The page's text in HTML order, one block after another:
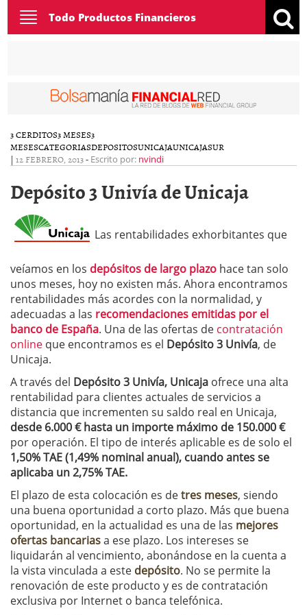
Toggle
navigation
Todo Productos Financieros
3 CERDITOS3 MESES3
MESESCATEGORIASDEPOSITOSUNICAJAUNICAJASUR
| 12 FEBRERO, 2013- Escrito por: nvindi
Depósito 3 Univía de Unicaja
Las rentabilidades exhorbitantes que
veíamos en los depósitos de largo plazo hace tan solo
unos meses, hoy no existen más. Ahora encontramos
rentabilidades más acordes con la normalidad, y
adecuadas a las recomendaciones emitidas por el
banco de España. Una de las ofertas de contratación
online que encontramos es el Depósito 3 Univía, de
Unicaja.
A través del Depósito 3 Univía, Unicaja ofrece una alta
rentabilidad para clientes actuales de servicios a
distancia que incrementen su saldo real en Unicaja,
desde 6.000 € hasta un importe máximo de 150.000 €
por operación. El tipo de interés aplicable es de solo el
1,50% TAE (1,49% nominal anual), cuando antes se
aplicaba un 2,75% TAE.
El plazo de esta colocación es detres meses, siendo
una buena oportunidad a corto plazo. Más que buena
oportunidad, en la actualidad es una de las mejores
ofertas bancariasa ese plazo. Los intereses se
liquidarán al vencimiento, abonándose en la cuenta a
la vista vinculada a este depósito. No se permite la
renovación de este producto y es de contratación
exclusiva por Internet o banca telefónica.